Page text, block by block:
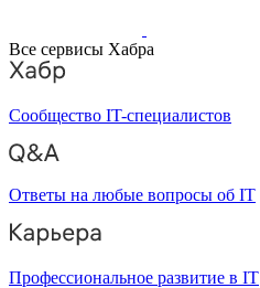
Все сервисы Хабра
Сообщество IT-специалистов
Ответы на любые вопросы об IT
Профессиональное развитие в IT